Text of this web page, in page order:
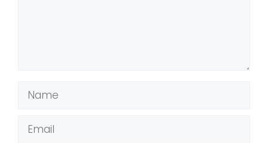
Name
Email